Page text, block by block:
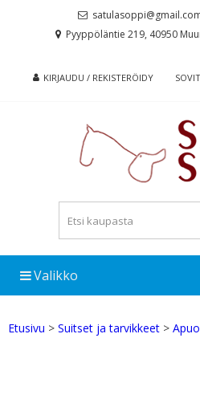
Pyyppöläntie 219, 40950
KIRJAUDU / REKISTERÖIDY
Valikko
Etusivu > Suitset ja tarvikkeet >